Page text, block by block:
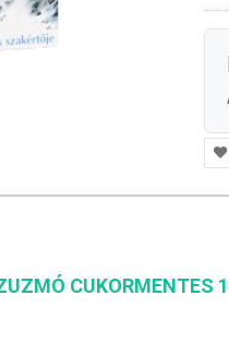
CUKORMENTES